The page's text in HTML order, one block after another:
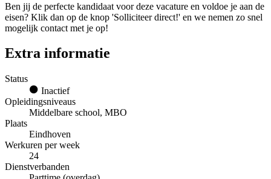
Ben jij de perfecte kandidaat voor deze vacature en voldoe je aan de
eisen? Klik dan op de knop 'Solliciteer direct!' en we nemen zo snel
mogelijk contact met je op!
Extra informatie
Status
Inactief
Opleidingsniveaus
Middelbare school, MBO
Plaats
Eindhoven
Werkuren per week
24
Dienstverbanden